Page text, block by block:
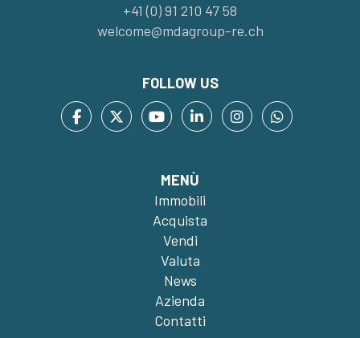
+41 (0) 91 210 47 58
welcome@mdagroup-re.ch
FOLLOW US
MENÙ
Immobili
Acquista
Vendi
Valuta
News
Azienda
Contatti